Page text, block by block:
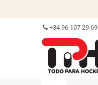
+34 96 107 29 69